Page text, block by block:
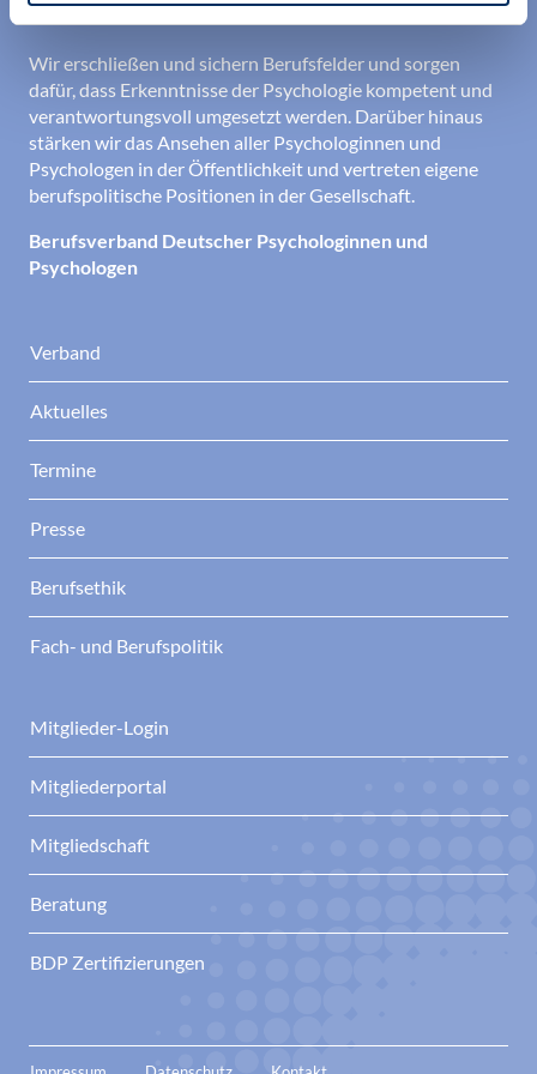
den Berufsalltag.
Wir erschließen und sichern Berufsfelder und sorgen
dafür, dass Erkenntnisse der Psychologie kompetent und
verantwortungsvoll umgesetzt werden. Darüber hinaus
stärken wir das Ansehen aller Psychologinnen und
Psychologen in der Öffentlichkeit und vertreten eigene
berufspolitische Positionen in der Gesellschaft.
Berufsverband Deutscher Psychologinnen und
Psychologen
Verband
Aktuelles
Termine
Presse
Berufsethik
Fach- und Berufspolitik
Mitglieder-Login
Mitgliederportal
Mitgliedschaft
Beratung
BDP Zertifizierungen